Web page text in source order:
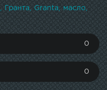
Гранта Granta
масло
0
0